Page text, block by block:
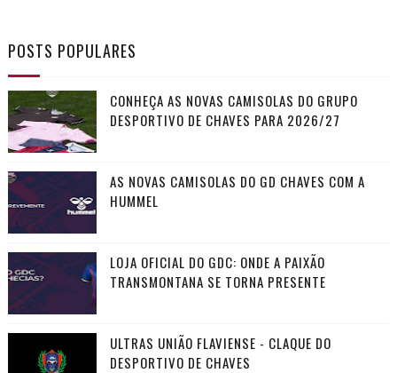
POSTS POPULARES
CONHEÇA AS NOVAS CAMISOLAS DO GRUPO
DESPORTIVO DE CHAVES PARA 2026/27
AS NOVAS CAMISOLAS DO GD CHAVES COM A
HUMMEL
LOJA OFICIAL DO GDC: ONDE A PAIXÃO
TRANSMONTANA SE TORNA PRESENTE
ULTRAS UNIÃO FLAVIENSE - CLAQUE DO
DESPORTIVO DE CHAVES